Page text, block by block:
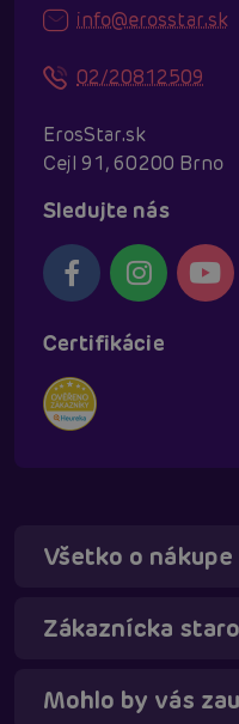
info@erosstar.sk
02/20812509
ErosStar.sk
Cejl 91, 60200 Brno
Sledujte nás
Certifikácie
Všetko o nákupe
Zákaznícka
Mohlo by vás
Táňa -